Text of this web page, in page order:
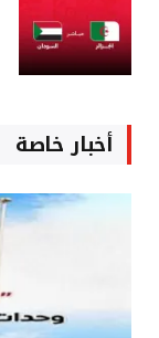
أخبار خاصة